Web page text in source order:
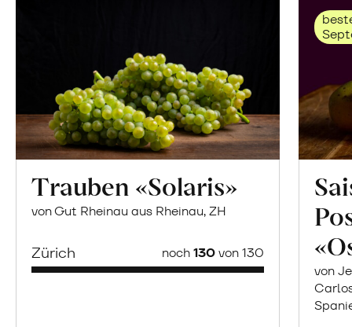
Trauben «Solaris»
von Gut Rheinau aus Rheinau, ZH
Zürich noch130von 130
von